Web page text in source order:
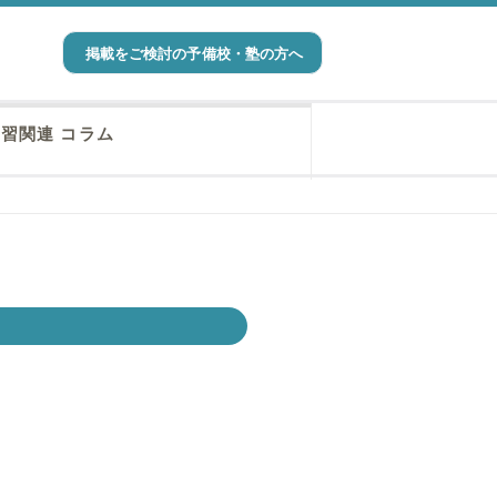
掲載をご検討の予備校・塾の方へ
関連 コラム